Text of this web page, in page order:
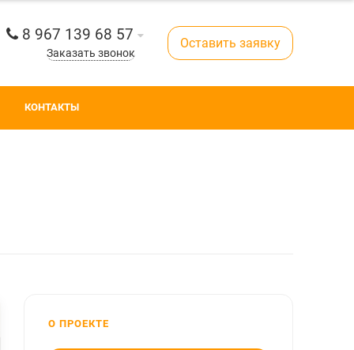
8 967 139 68 57
Заказать звонок
Оставить заявку
КОНТАКТЫ
О ПРОЕКТЕ